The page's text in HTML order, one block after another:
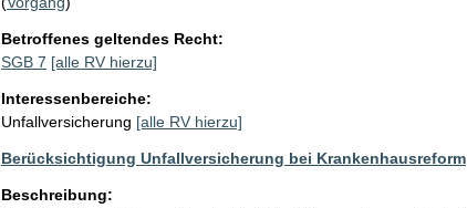
Betroffenes geltendes Recht:
SGB 7 [alle RV hierzu]
Interessenbereiche:
Unfallversicherung [alle RV hierzu]
Berücksichtigung Unfallversicherung bei Krankenhausreform
Beschreibung: